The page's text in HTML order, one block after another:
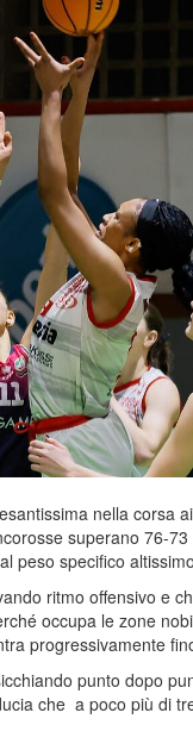
nella corsa
superano 76-
peso specifico
ritmo offensivo e
occupa le zone
progressivamente
punto dopo
che a poco più di